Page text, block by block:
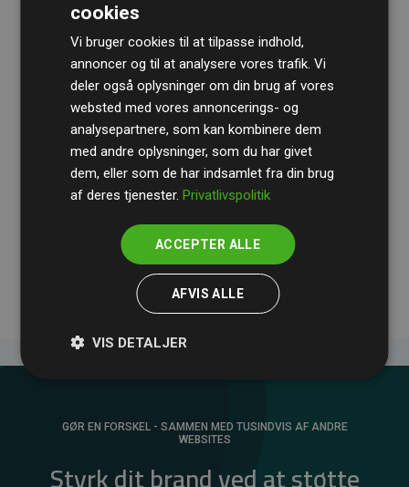
RevisionshusetBDOgennemgår løbende vores
beregninger og metode for at sikre gennemsigtighed
og pålidelighed.
Deres revision dokumenterer, at vores investeringer i
medlemmernes websites estimerede CO₂-
GØR EN FORSKEL - SAMMEN MED TUSINDVIS AF ANDRE
WEBSITES
cookies
Vi bruger cookies til at tilpasse indhold,
annoncer og til at analysere vores trafik. Vi
deler også oplysninger om din brug af vores
websted med vores annoncerings- og
analysepartnere, som kan kombinere dem
med andre oplysninger, som du har givet
dem, eller som de har indsamlet fra din brug
af deres tjenester.Privatlivspolitik
ACCEPTER ALLE
AFVIS ALLE
VIS DETALJER